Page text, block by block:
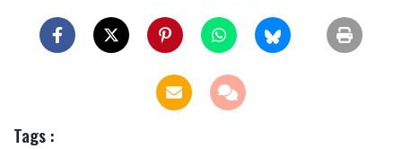
Tags :